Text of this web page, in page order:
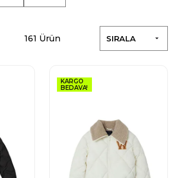
SIRALA
161 Ürün
KARGO
BEDAVA!